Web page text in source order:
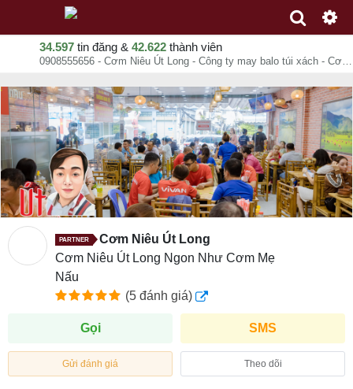
34.597 tin đăng & 42.622 thành viên
0908555656 - Cơm Niêu Út Long - Công ty may balo túi xách - Cơm Niêu Út Long Ngon Như Cơm Mẹ Nấu - 119 A-119 B-119C Lê Trọng Tấn Sơn Kỳ Tân Phú - chuyên trang dịch vụ Nhanh Dễ Dàng
PARTNER
Cơm Niêu Út Long
Cơm Niêu Út Long Ngon Như Cơm Mẹ
Nấu
(5 đánh giá)
Gọi SMS
Gửi đánh giá Theo dõi